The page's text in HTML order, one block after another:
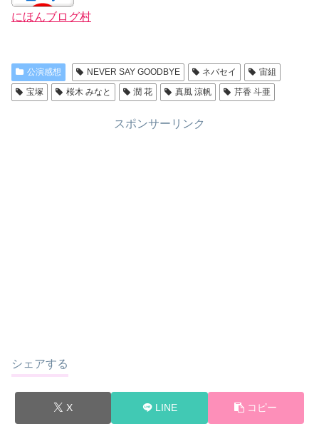
にほんブログ村
公演感想 NEVER SAY GOODBYE ネバセイ
宙組
宝塚
桜木 みなと 潤 花 真風 涼帆 芹香 斗亜
スポンサーリンク
シェアする
X LINE コピー